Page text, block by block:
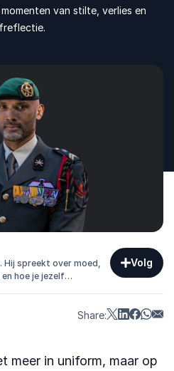
van stilte, verlies en
spreekt over moed,
hoe je jezelf
Volg
Share:
meer in uniform, maar op